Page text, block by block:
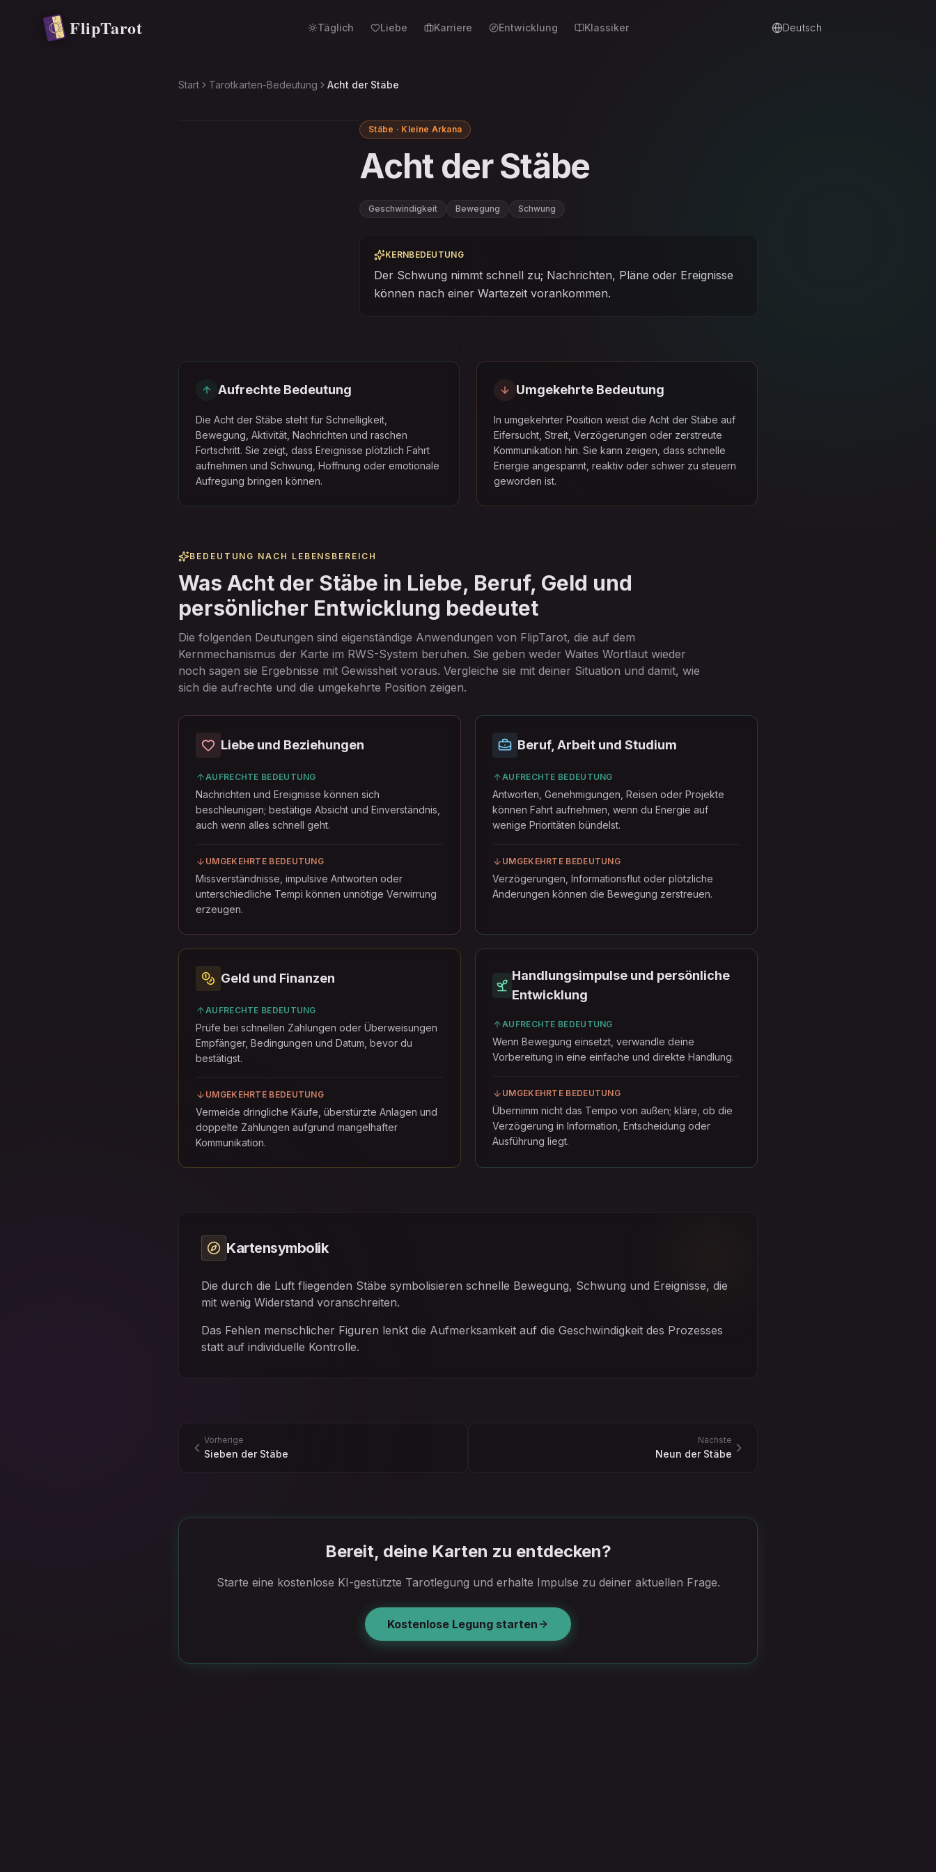
FlipTarot Täglich Liebe Karriere Entwicklung Klassiker Deutsch
Start Tarotkarten-Bedeutung Acht der Stäbe
Stäbe · Kleine Arkana
Acht der Stäbe
Geschwindigkeit Bewegung Schwung
KERNBEDEUTUNG
Der Schwung nimmt schnell zu; Nachrichten, Pläne oder Ereignisse
können nach einer Wartezeit vorankommen.
Aufrechte Bedeutung
Die Acht der Stäbe steht für Schnelligkeit,
Bewegung, Aktivität, Nachrichten und raschen
Fortschritt. Sie zeigt, dass Ereignisse plötzlich Fahrt
aufnehmen und Schwung, Hoffnung oder emotionale
Aufregung bringen können.
Umgekehrte Bedeutung
In umgekehrter Position weist die Acht der Stäbe auf
Eifersucht, Streit, Verzögerungen oder zerstreute
Kommunikation hin. Sie kann zeigen, dass schnelle
Energie angespannt, reaktiv oder schwer zu steuern
geworden ist.
BEDEUTUNG NACH LEBENSBEREICH
Was Acht der Stäbe in Liebe, Beruf, Geld und
persönlicher Entwicklung bedeutet
Die folgenden Deutungen sind eigenständige Anwendungen von FlipTarot, die auf dem
Kernmechanismus der Karte im RWS-System beruhen. Sie geben weder Waites Wortlaut wieder
noch sagen sie Ergebnisse mit Gewissheit voraus. Vergleiche sie mit deiner Situation und damit, wie
sich die aufrechte und die umgekehrte Position zeigen.
Liebe und Beziehungen
AUFRECHTE BEDEUTUNG
Nachrichten und Ereignisse können sich
beschleunigen; bestätige Absicht und Einverständnis,
auch wenn alles schnell geht.
UMGEKEHRTE BEDEUTUNG
Missverständnisse, impulsive Antworten oder
unterschiedliche Tempi können unnötige Verwirrung
erzeugen.
Beruf, Arbeit und Studium
AUFRECHTE BEDEUTUNG
Antworten, Genehmigungen, Reisen oder Projekte
können Fahrt aufnehmen, wenn du Energie auf
wenige Prioritäten bündelst.
UMGEKEHRTE BEDEUTUNG
Verzögerungen, Informationsflut oder plötzliche
Änderungen können die Bewegung zerstreuen.
Geld und Finanzen
AUFRECHTE BEDEUTUNG
Prüfe bei schnellen Zahlungen oder Überweisungen
Empfänger, Bedingungen und Datum, bevor du
bestätigst.
UMGEKEHRTE BEDEUTUNG
Vermeide dringliche Käufe, überstürzte Anlagen und
doppelte Zahlungen aufgrund mangelhafter
Kommunikation.
Handlungsimpulse und persönliche
Entwicklung
AUFRECHTE BEDEUTUNG
Wenn Bewegung einsetzt, verwandle deine
Vorbereitung in eine einfache und direkte Handlung.
UMGEKEHRTE BEDEUTUNG
Übernimm nicht das Tempo von außen; kläre, ob die
Verzögerung in Information, Entscheidung oder
Ausführung liegt.
Kartensymbolik
Die durch die Luft fliegenden Stäbe symbolisieren schnelle Bewegung, Schwung und Ereignisse, die
mit wenig Widerstand voranschreiten.
Das Fehlen menschlicher Figuren lenkt die Aufmerksamkeit auf die Geschwindigkeit des Prozesses
statt auf individuelle Kontrolle.
Vorherige
Sieben der Stäbe
Nächste
Neun der Stäbe
Bereit, deine Karten zu entdecken?
Starte eine kostenlose KI-gestützte Tarotlegung und erhalte Impulse zu deiner aktuellen Frage.
Kostenlose Legung starten